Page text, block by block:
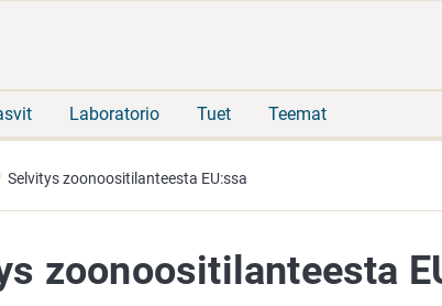
Laboratorio Tuet Teemat
Selvitys zoonoositilanteesta EU:ssa
zoonoositilanteesta